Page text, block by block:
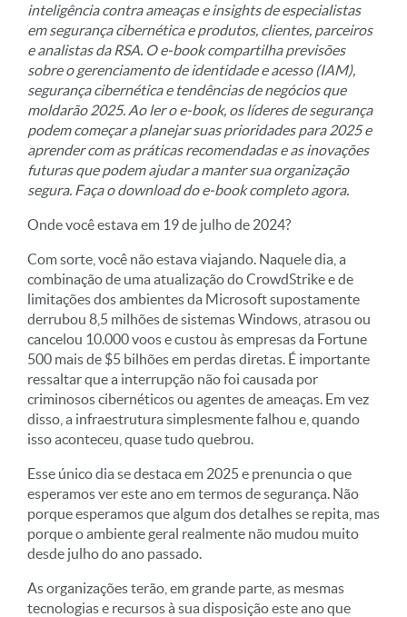
inteligência contra ameaças e insights de especialistas
em segurança cibernética e produtos, clientes, parceiros
e analistas da RSA. O e-book compartilha previsões
sobre o gerenciamento de identidade e acesso (IAM),
segurança cibernética e tendências de negócios que
moldarão 2025. Ao ler o e-book, os líderes de segurança
podem começar a planejar suas prioridades para 2025 e
aprender com as práticas recomendadas e as inovações
futuras que podem ajudar a manter sua organização
segura. Faça o download do e-book completo agora.
Onde você estava em 19 de julho de 2024?
Com sorte, você não estava viajando. Naquele dia, a
combinação de uma atualização do CrowdStrike e de
limitações dos ambientes da Microsoft supostamente
derrubou 8,5 milhões de sistemas Windows, atrasou ou
cancelou 10.000 voos e custou às empresas da Fortune
500 mais de $5 bilhões em perdas diretas. É importante
ressaltar que a interrupção não foi causada por
criminosos cibernéticos ou agentes de ameaças. Em vez
disso, a infraestrutura simplesmente falhou e, quando
isso aconteceu, quase tudo quebrou.
Esse único dia se destaca em 2025 e prenuncia o que
esperamos ver este ano em termos de segurança. Não
porque esperamos que algum dos detalhes se repita, mas
porque o ambiente geral realmente não mudou muito
desde julho do ano passado.
As organizações terão, em grande parte, as mesmas
tecnologias e recursos à sua disposição este ano que